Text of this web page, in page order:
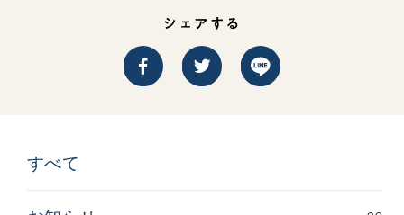
シェアする
すべて